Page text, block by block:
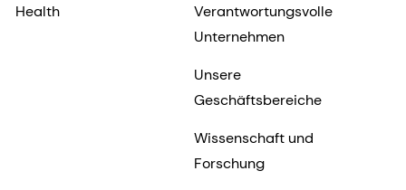
Health
Verantwortungsvolle
Unternehmen
Unsere
Geschäftsbereiche
Wissenschaft und
Forschung